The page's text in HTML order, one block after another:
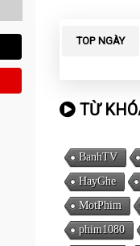
TOP NGÀY
TỪ
BanhTV
HayGhe
MotPhim
phim1080